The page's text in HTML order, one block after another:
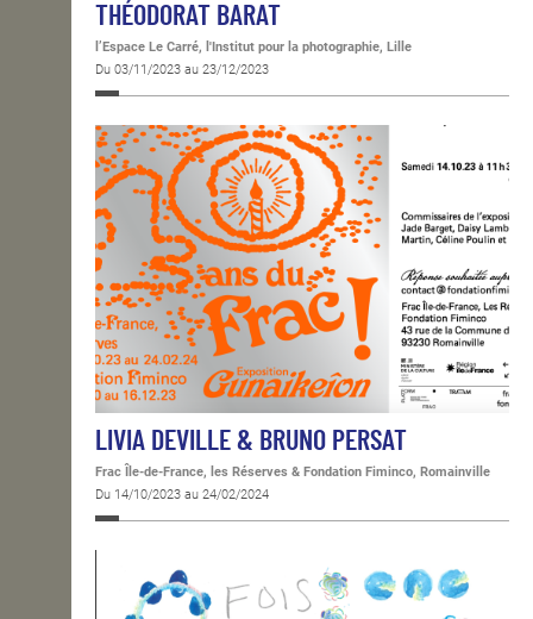
THÉODORAT BARAT
l’Espace Le Carré, l'Institut pour la photographie, Lille
Du 03/11/2023 au 23/12/2023
LIVIA DEVILLE & BRUNO PERSAT
Frac Île-de-France, les Réserves & Fondation Fiminco, Romainville
Du 14/10/2023 au 24/02/2024